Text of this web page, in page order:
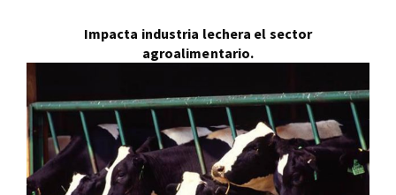
Impacta industria lechera el sector
agroalimentario.